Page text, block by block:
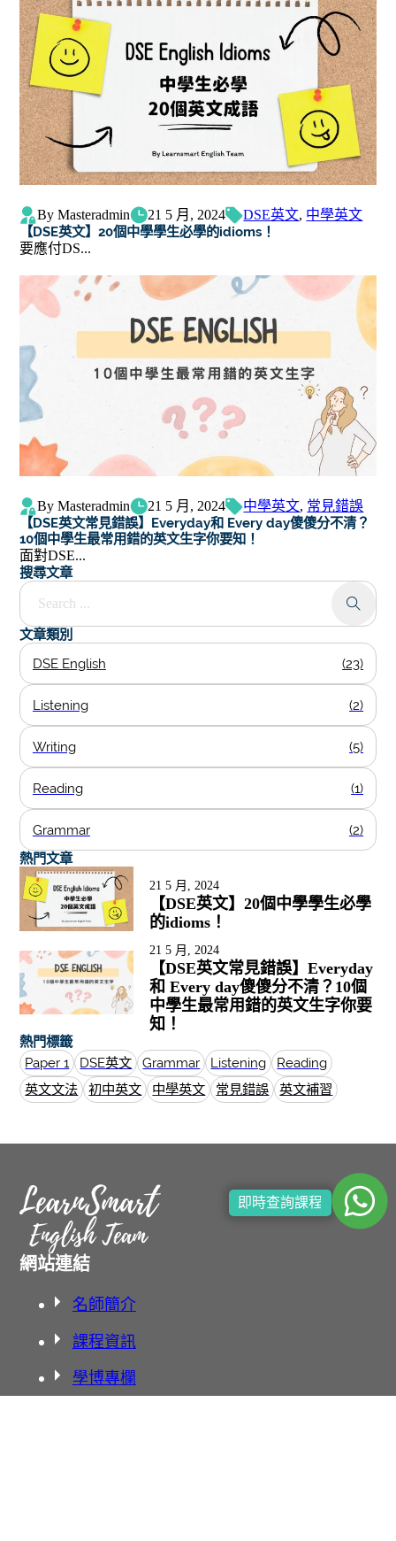
By Masteradmin 21 5 月, 2024 DSE英文, 中學英文
【DSE英文】20個中學學生必學的idioms！
要應付DS...
By Masteradmin 21 5 月, 2024 中學英文, 常見錯誤
【DSE英文常見錯誤】Everyday和 Every day傻傻分不清？
10個中學生最常用錯的英文生字你要知！
面對DSE...
搜尋文章
Search ...
文章類別
DSE English
(23)
Listening (2)
Writing (5)
Reading (1)
Grammar
(2)
熱門文章
21 5 月, 2024
【DSE英文】20個中學學生必學
的idioms！
21 5 月, 2024
【DSE英文常見錯誤】Everyday
和 Every day傻傻分不清？10個
中學生最常用錯的英文生字你要
知！
熱門標籤
Paper 1
DSE英文 Grammar Listening
Reading
英文文法
初中英文 中學英文 常見錯誤 英文補習
即時查詢課程
網站連結
名師簡介
課程資訊
學博專欄